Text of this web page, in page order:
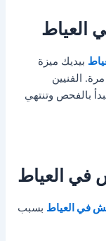
العياط
بيديك ميزة
الفنيين
بالفحص وتنتهي
في العياط
في العياط بسبب